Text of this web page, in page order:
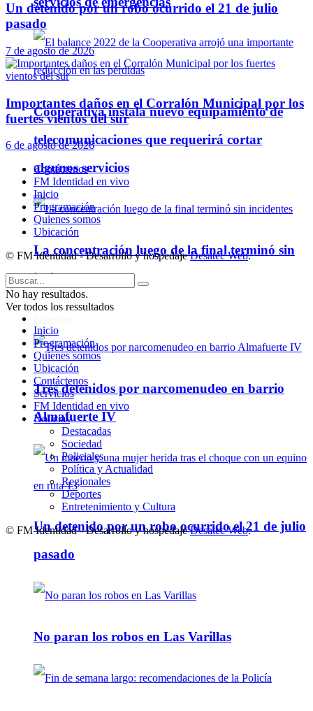
Cooperativa instala nuevo equipamiento de
telecomunicaciones que requerirá cortar
algunos servicios
La concentración luego de la final terminó sin
incidentes
Tres detenidos por narcomenudeo en barrio
Almafuerte IV
Un detenido por un robo ocurrido el 21 de julio
pasado
No paran los robos en Las Varillas
Un detenido por un robo ocurrido el 21 de julio
pasado
7 de agosto de 2026
Importantes daños en el Corralón Municipal por los
fuertes vientos del sur
6 de agosto de 2026
Contáctenos
FM Identidad en vivo
Inicio
Programación
Quienes somos
Ubicación
© FM Identidad - Desarrollo y hospedajeDesatec Web.
No hay resultados.
Ver todos los ressultados
Inicio
Programación
Quienes somos
Ubicación
Contáctenos
Servicios
FM Identidad en vivo
Noticias
Destacadas
Sociedad
Policiales
Política y Actualidad
Regionales
Deportes
Entretenimiento y Cultura
© FM Identidad - Desarrollo y hospedajeDesatec Web.